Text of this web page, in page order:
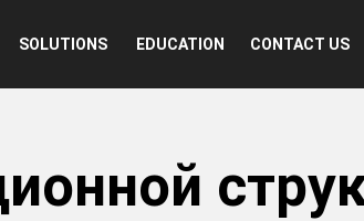
SOLUTIONS EDUCATION CONTACT US